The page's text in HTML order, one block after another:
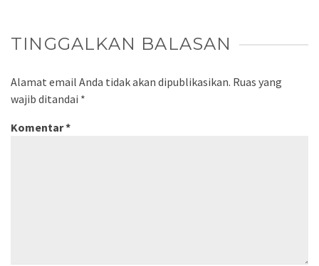
TINGGALKAN BALASAN
Alamat email Anda tidak akan dipublikasikan. Ruas yang
wajib ditandai *
Komentar*